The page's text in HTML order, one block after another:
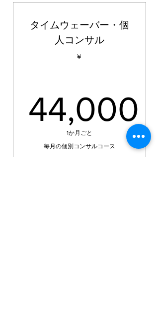
タイムウェーバー・個
人コンサル
￥
44,000
1か月ごと
毎月の個別コンサルコース